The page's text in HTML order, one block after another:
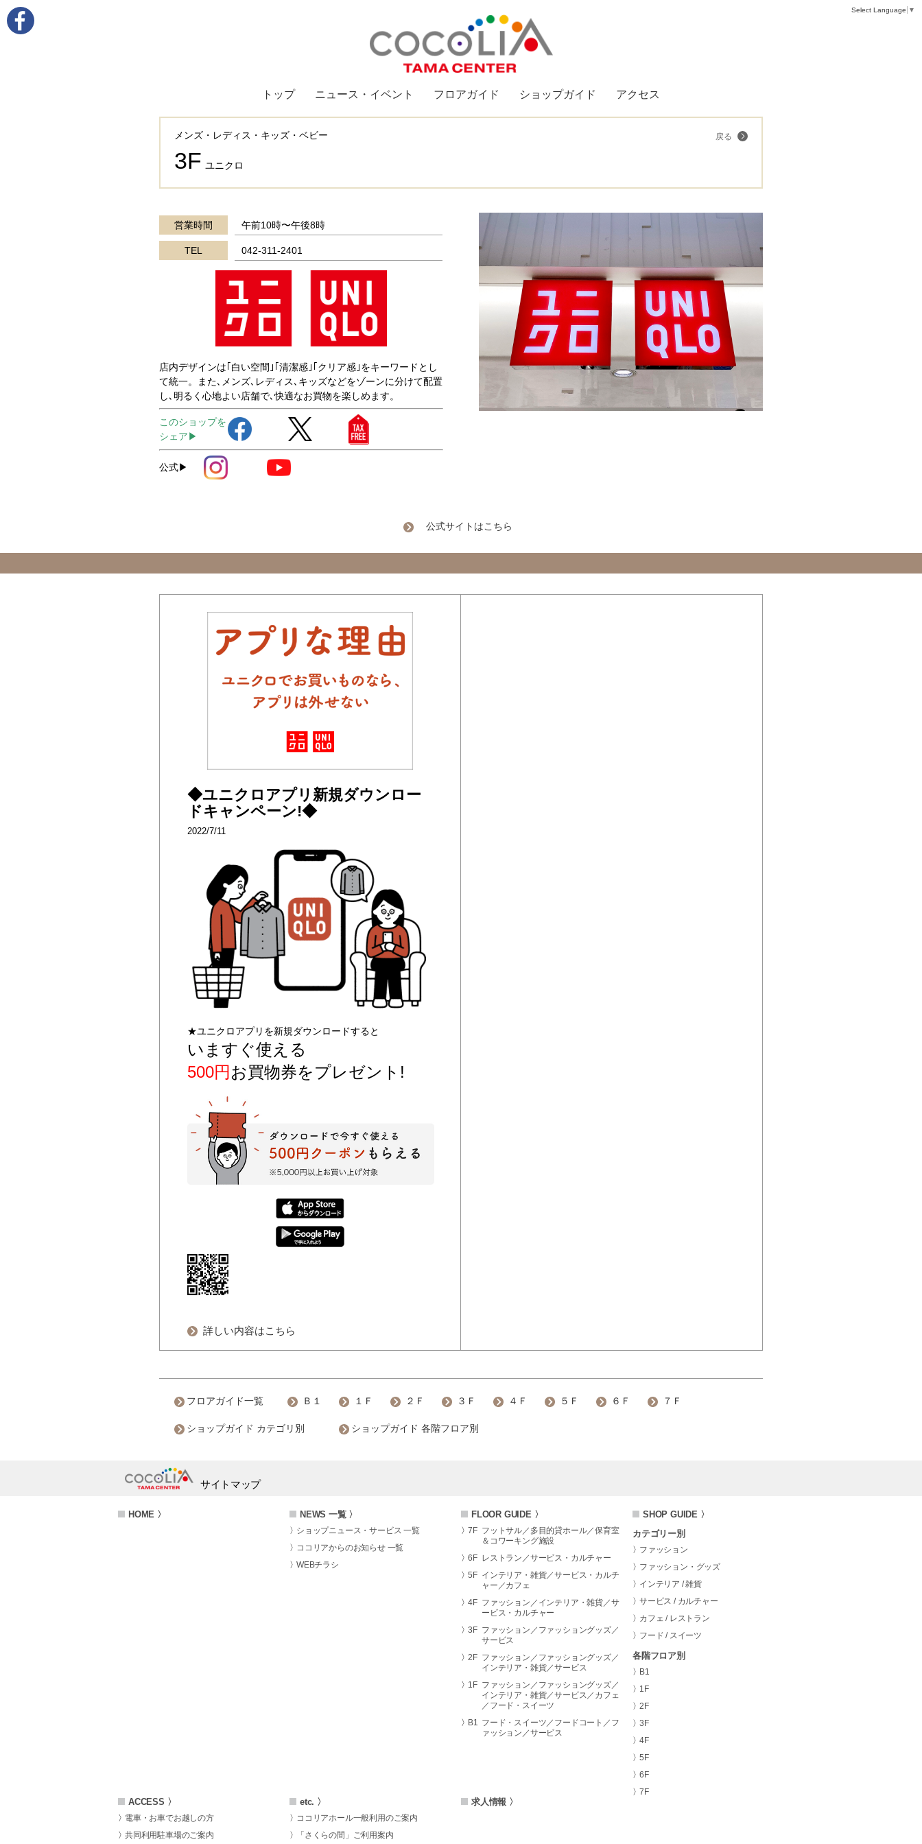
Select Language ▼
トップ ニュース・イベント フロアガイド ショップガイド アクセス
メンズ・レディス・キッズ・ベビー 戻る
3F ユニクロ
営業時間 午前10時〜午後8時
TEL 042-311-2401
店内デザインは｢白い空間｣｢清潔感｣｢クリア感｣をキーワードとし
て統一。また､メンズ､レディス､キッズなどをゾーンに分けて配置
し､明るく心地よい店舗で､快適なお買物を楽しめます。
このショップを
シェア▶
公式▶
公式サイトはこちら
◆ユニクロアプリ新規ダウンロー
ドキャンペーン!◆
2022/7/11
★ユニクロアプリを新規ダウンロードすると
いますぐ使える
500円 お買物券をプレゼント!
詳しい内容はこちら
フロアガイド一覧 Ｂ１ １Ｆ ２Ｆ ３Ｆ ４Ｆ ５Ｆ ６Ｆ ７Ｆ
ショップガイド カテゴリ別 ショップガイド 各階フロア別
サイトマップ
HOME 〉 NEWS 一覧 〉
ショップニュース・サービス 一覧
ココリアからのお知らせ 一覧
WEBチラシ
FLOOR GUIDE 〉
7F フットサル／多目的貸ホール／保育室
＆コワーキング施設
6F レストラン／サービス・カルチャー
5F インテリア・雑貨／サービス・カルチ
ャー／カフェ
4F ファッション／インテリア・雑貨／サ
ービス・カルチャー
3F ファッション／ファッショングッズ／
サービス
2F ファッション／ファッショングッズ／
インテリア・雑貨／サービス
1F ファッション／ファッショングッズ／
インテリア・雑貨／サービス／カフェ
／フード・スイーツ
B1 フード・スイーツ／フードコート／フ
ァッション／サービス
SHOP GUIDE 〉
カテゴリー別
ファッション
ファッション・グッズ
インテリア / 雑貨
サービス / カルチャー
カフェ / レストラン
フード / スイーツ
各階フロア別
B1
1F
2F
3F
4F
5F
6F
7F
ACCESS 〉
電車・お車でお越しの方
共同利用駐車場のご案内
etc. 〉
ココリアホール一般利用のご案内
「さくらの間」ご利用案内
求人情報 〉